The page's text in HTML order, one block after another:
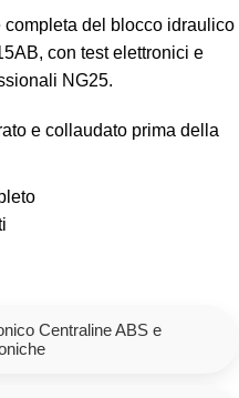
del blocco idraulico
con test elettronici e
NG25.
e collaudato prima della
Centraline ABS e